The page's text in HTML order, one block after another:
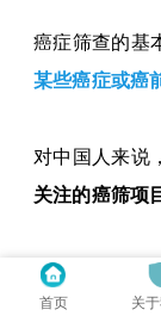
癌症筛查的基
某些癌症或癌
对中国人来说
关注的癌筛项
首页 关